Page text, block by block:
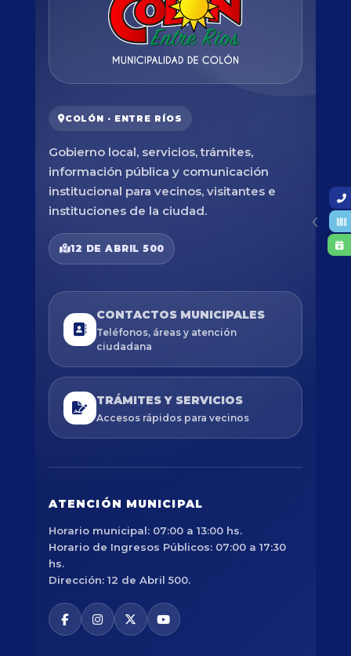
COLÓN · ENTRE RÍOS
Gobierno local, servicios, trámites,
información pública y comunicación
institucional para vecinos, visitantes e
instituciones de la ciudad.
12 DE ABRIL 500
CONTACTOS MUNICIPALES
Teléfonos, áreas y atención
ciudadana
TRÁMITES Y SERVICIOS
Accesos rápidos para vecinos
ATENCIÓN MUNICIPAL
Horario municipal: 07:00 a 13:00 hs.
Horario de Ingresos Públicos: 07:00 a 17:30
hs.
Dirección: 12 de Abril 500.